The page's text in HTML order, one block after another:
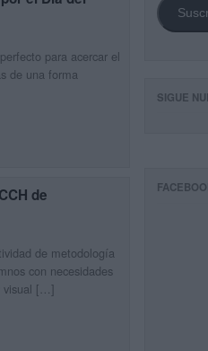
para acercar el
de una forma
de
de metodología
con necesidades
visual […]
SIGUE